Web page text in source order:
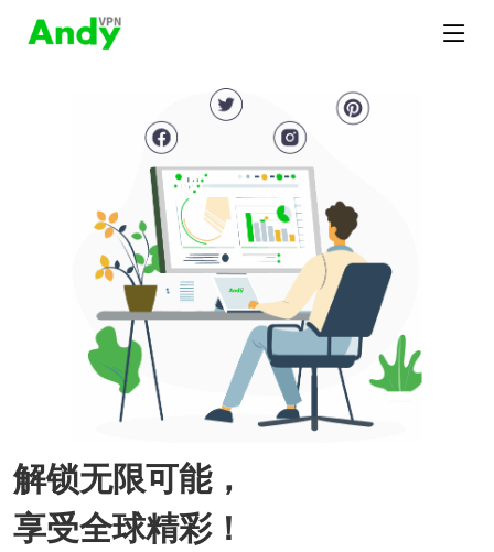
解锁无限可能，
享受全球精彩！